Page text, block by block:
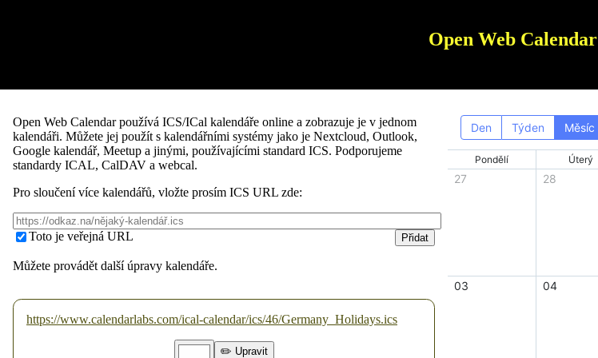
Open Web Calendar
Open Web Calendar používá ICS/ICal kalendáře online a zobrazuje je v jednom
kalendáři. Můžete jej použít s kalendářními systémy jako je Nextcloud, Outlook,
Google kalendář, Meetup a jinými, používajícími standard ICS. Podporujeme
standardy ICAL, CalDAV a webcal.
Pro sloučení více kalendářů, vložte prosím ICS URL zde:
Toto je veřejná URL Přidat
Můžete provádět další úpravy kalendáře.
https://www.calendarlabs.com/ical-calendar/ics/46/Germany_Holidays.ics
✏️ Upravit